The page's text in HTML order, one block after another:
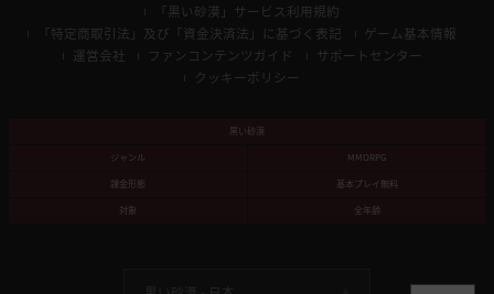
「黒い砂漠」サービス利用規約
「特定商取引法」及び「資金決済法」に基づく表記
ゲーム基本情報
運営会社
ファンコンテンツガイド
サポートセンター
クッキーポリシー
黒い砂漠
ジャンル
MMORPG
課金形態
基本プレイ無料
対象
全年齢